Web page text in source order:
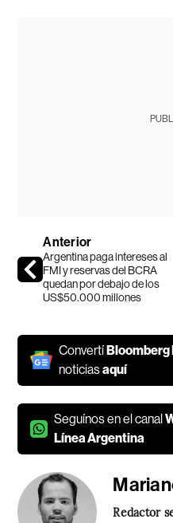
Anterior
Argentina paga intereses al
FMI y reservas del BCRA
quedan por debajo de los
US$50.000 millones
ConvertíBloomberg
noticiasaquí
Seguínos en el canal
Línea Argentina
Redactor